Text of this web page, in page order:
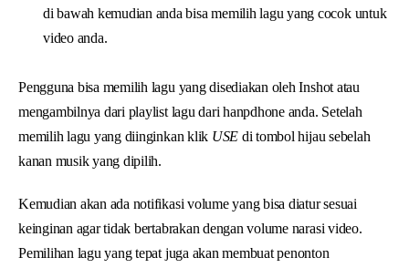
di bawah kemudian anda bisa memilih lagu yang cocok untuk
video anda.
Pengguna bisa memilih lagu yang disediakan oleh Inshot atau
mengambilnya dari playlist lagu dari hanpdhone anda. Setelah
memilih lagu yang diinginkan klik USE di tombol hijau sebelah
kanan musik yang dipilih.
Kemudian akan ada notifikasi volume yang bisa diatur sesuai
keinginan agar tidak bertabrakan dengan volume narasi video.
Pemilihan lagu yang tepat juga akan membuat penonton